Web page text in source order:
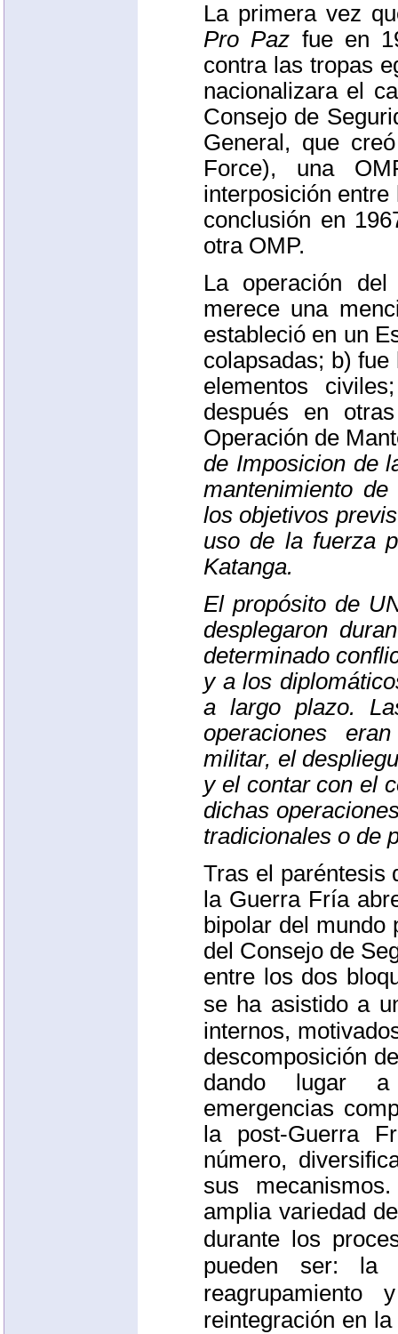
La primera vez
Pro Paz fue en
contra las tropas
nacionalizara el
Consejo de
General, que
Force), una
interposición
conclusión en
otra OMP.
La operación
merece una
estableció en un
colapsadas; b)
elementos
después en
Operación de
de Imposicion de
mantenimiento
los objetivos
uso de la fuerza
Katanga.
El propósito de
desplegaron
determinado
y a los
a largo plazo.
operaciones
militar, el
y el contar con el
dichas
tradicionales o de
Tras el paréntesis
la Guerra Fría
bipolar del mundo
del Consejo de
entre los dos
se ha asistido a
internos,
descomposición
dando lugar a
emergencias
la post-Guerra
número,
sus
amplia variedad
durante los
pueden ser: la
reintegración en